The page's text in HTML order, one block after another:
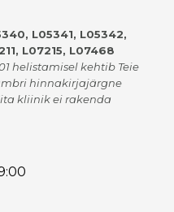
L05341, L05342,
L07215, L07468
helistamisel kehtib Teie
hinnakirjajärgne
kliinik ei rakenda